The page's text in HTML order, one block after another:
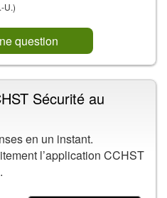
U.)
question
Sécurité au
en un instant.
l’application CCHST